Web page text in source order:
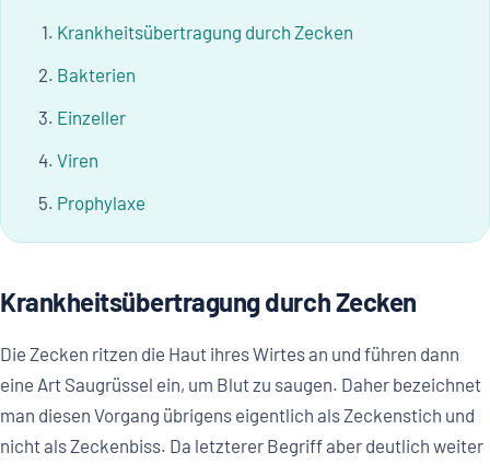
Krankheitsübertragung durch Zecken
Bakterien
Einzeller
Viren
Prophylaxe
Krankheitsübertragung durch Zecken
Die Zecken ritzen die Haut ihres Wirtes an und führen dann
eine Art Saugrüssel ein, um Blut zu saugen. Daher bezeichnet
man diesen Vorgang übrigens eigentlich als Zeckenstich und
nicht als Zeckenbiss. Da letzterer Begriff aber deutlich weiter